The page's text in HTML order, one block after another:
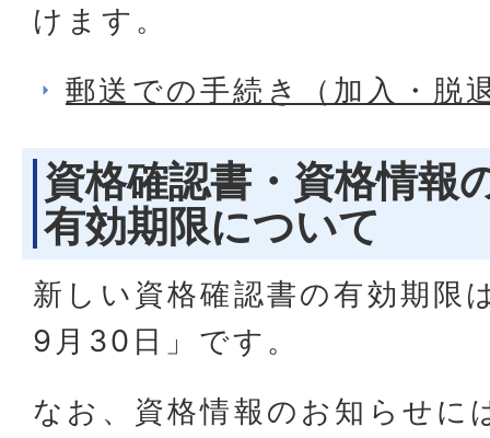
けます。
郵送での手続き（加入・脱
資格確認書・資格情報
有効期限について
新しい資格確認書の有効期限
9月30日」です。
なお、資格情報のお知らせに